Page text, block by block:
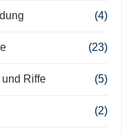
(4)
(23)
Riffe (5)
(2)